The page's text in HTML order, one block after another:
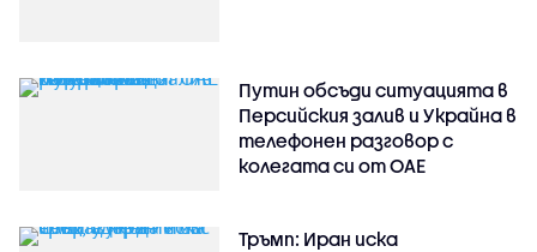
Путин обсъди ситуацията в
Персийския залив и Украйна в
телефонен разговор с
колегата си от ОАЕ
Тръмп: Иран иска